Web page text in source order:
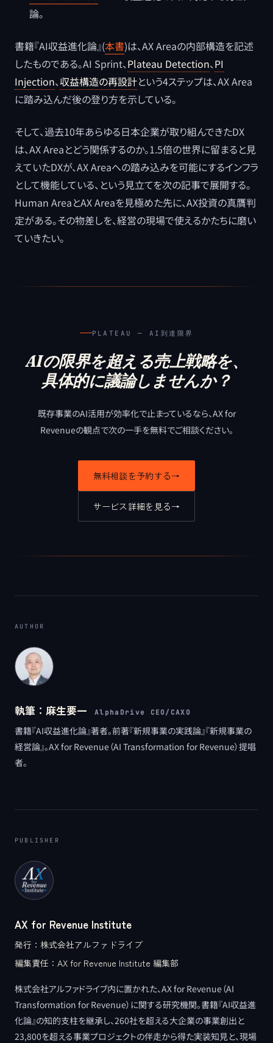
論。
書籍『AI収益進化論』(本書)は、AX Areaの内部構造を記述
したものである。AI Sprint、Plateau Detection、PI
Injection、収益構造の再設計という4ステップは、AX Area
に踏み込んだ後の登り方を示している。
そして、過去10年あらゆる日本企業が取り組んできたDX
は、AX Areaとどう関係するのか。1.5倍の世界に留まると見
えていたDXが、AX Areaへの踏み込みを可能にするインフラ
として機能している、という見立てを次の記事で展開する。
Human AreaとAX Areaを見極めた先に、AX投資の真贋判
定がある。その物差しを、経営の現場で使えるかたちに磨い
ていきたい。
PLATEAU ─ AI到達限界
AIの限界を超える売上戦略を、
具体的に議論しませんか？
既存事業のAI活用が効率化で止まっているなら、AX for
Revenueの観点で次の一手を無料でご相談ください。
無料相談を予約する→
サービス詳細を見る→
AUTHOR
執筆： 麻生要一 AlphaDrive CEO/CAXO
書籍『AI収益進化論』著者。前著『新規事業の実践論』『新規事業の
経営論』。AX for Revenue（AI Transformation for Revenue）提唱
者。
PUBLISHER
AX for Revenue Institute
発行： 株式会社アルファドライブ
編集責任： AX for Revenue Institute 編集部
株式会社アルファドライブ内に置かれた、AX for Revenue（AI
Transformation for Revenue）に関する研究機関。書籍『AI収益進
化論』の知的支柱を継承し、260社を超える大企業の事業創出と
23,800を超える事業プロジェクトの伴走から得た実装知見と、現場